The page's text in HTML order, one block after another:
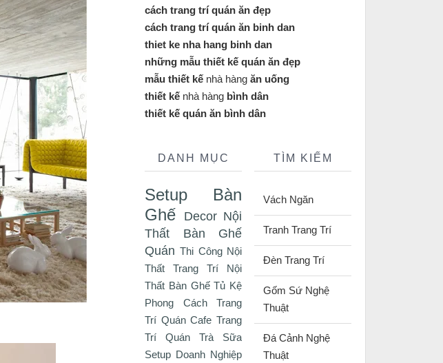
cách trang trí quán ăn đẹp
cách trang trí quán ăn binh dan
thiet ke nha hang binh dan
những mẫu thiết kế quán ăn đẹp
mẫu thiết kế nhà hàng ăn uống
thiết kế nhà hàng bình dân
thiết kế quán ăn bình dân
DANH MỤC
Setup Bàn
Ghế
Decor Nội
Thất
Bàn Ghế
Quán Thi Công Nội
Thất
Trang Trí Nội
Thất Bàn Ghế Tủ Kệ
Phong Cách
Trang
Trí Quán Cafe Trang
Trí Quán Trà Sữa
Setup Doanh Nghiệp
TÌM KIẾM
Vách Ngăn
Tranh Trang Trí
Đèn Trang Trí
Gốm Sứ Nghệ
Thuật
Đá Cảnh Nghệ
Thuật